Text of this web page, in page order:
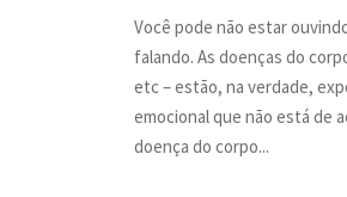
Você pode não estar
falando. As doenças do
etc – estão, na verdade,
emocional que não está de
doença do corpo...